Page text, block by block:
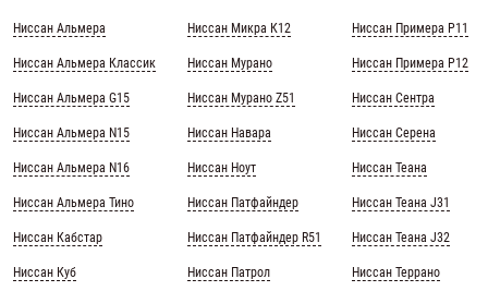
Ниссан Альмера
Ниссан Альмера Классик
Ниссан Альмера G15
Ниссан Альмера N15
Ниссан Альмера N16
Ниссан Альмера Тино
Ниссан Кабстар
Ниссан Куб
Ниссан Микра К12
Ниссан Мурано
Ниссан Мурано Z51
Ниссан Навара
Ниссан Ноут
Ниссан Патфайндер
Ниссан Патфайндер R51
Ниссан Патрол
Ниссан Примера Р11
Ниссан Примера Р12
Ниссан Сентра
Ниссан Серена
Ниссан Теана
Ниссан Теана J31
Ниссан Теана J32
Ниссан Террано